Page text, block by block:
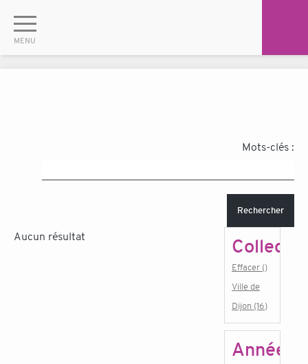
Mots-clés :
Rechercher
Aucun résultat
Effacer ()
Ville de
Dijon (16)
Année